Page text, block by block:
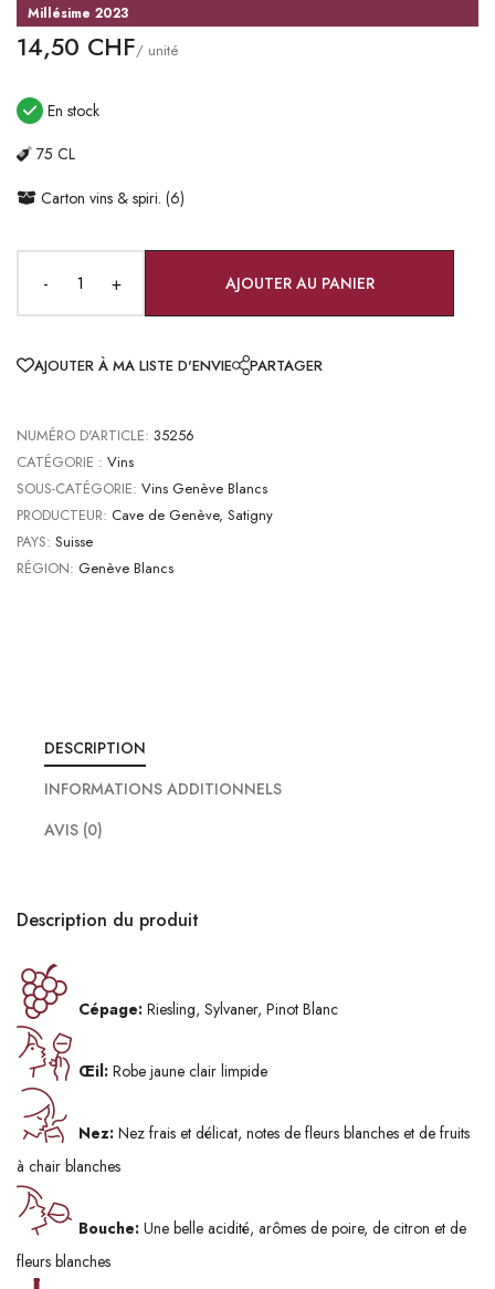
Millésime 2023
14,50 CHF/ unité
En stock
75 CL
Carton vins & spiri. (6)
- + AJOUTER AU PANIER
AJOUTER À MA LISTE D'ENVIE PARTAGER
NUMÉRO D'ARTICLE: 35256
CATÉGORIE : Vins
SOUS-CATÉGORIE: Vins Genève Blancs
PRODUCTEUR: Cave de Genève, Satigny
PAYS: Suisse
RÉGION: Genève Blancs
DESCRIPTION
INFORMATIONS ADDITIONNELS
AVIS (0)
Description du produit
Cépage: Riesling, Sylvaner, Pinot Blanc
Œil: Robe jaune clair limpide
Nez: Nez frais et délicat, notes de fleurs blanches et de fruits
à chair blanches
Bouche: Une belle acidité, arômes de poire, de citron et de
fleurs blanches